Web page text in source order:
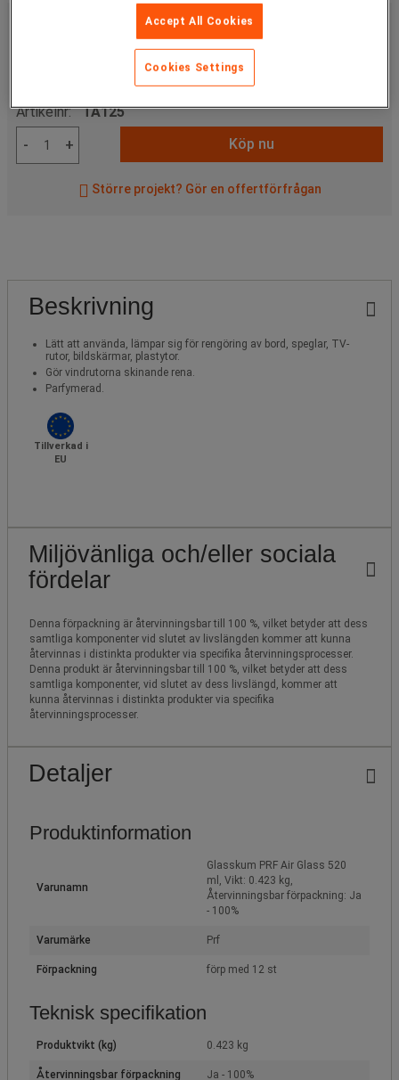
exkl. moms
Artikelnr:TA125
-
+ Köp nu
Större projekt? Gör en offertförfrågan
Beskrivning
Lätt att använda, lämpar sig för rengöring av bord, speglar, TV-
rutor, bildskärmar, plastytor.
Gör vindrutorna skinande rena.
Parfymerad.
Tillverkad i
EU
Miljövänliga och/eller sociala
fördelar
Denna förpackning är återvinningsbar till 100 %, vilket betyder att dess
samtliga komponenter vid slutet av livslängden kommer att kunna
återvinnas i distinkta produkter via specifika återvinningsprocesser.
Denna produkt är återvinningsbar till 100 %, vilket betyder att dess
samtliga komponenter, vid slutet av dess livslängd, kommer att
kunna återvinnas i distinkta produkter via specifika
återvinningsprocesser.
Detaljer
Produktinformation
Varunamn
Glasskum PRF Air Glass 520
ml, Vikt: 0.423 kg,
Återvinningsbar förpackning: Ja
- 100%
Varumärke Prf
Förpackning förp med 12 st
Teknisk specifikation
Produktvikt (kg) 0.423 kg
Återvinningsbar förpackning Ja - 100%
Accept All Cookies
Cookies Settings